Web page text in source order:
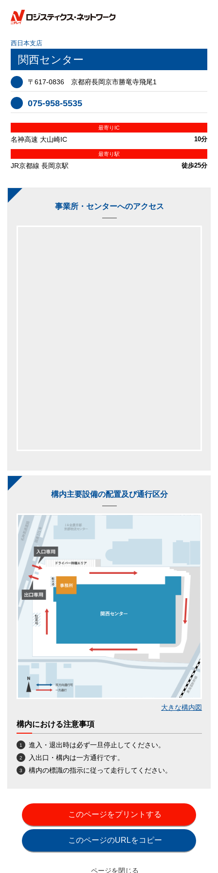
西日本支店
関西センター
〒617-0836 京都府長岡京市勝竜寺飛尾1
075-958-5535
最寄りIC
名神高速 大山崎IC 10分
最寄り駅
JR京都線 長岡京駅 徒歩25分
事業所・センターへのアクセス
構内主要設備の配置及び通行区分
大きな構内図
構内における注意事項
進入・退出時は必ず一旦停止してください。
入出口・構内は一方通行です。
構内の標識の指示に従って走行してください。
このページをプリントする
このページのURLをコピー
ページを閉じる